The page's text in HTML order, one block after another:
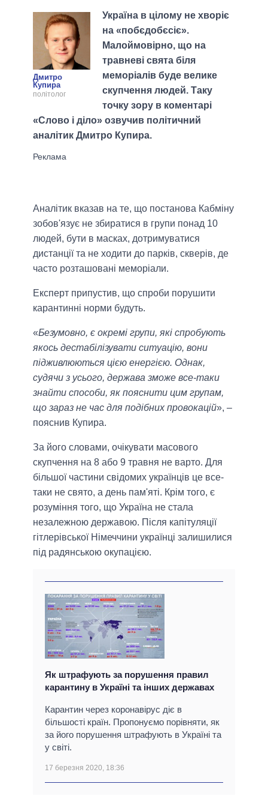
Дмитро
Купира
політолог
Україна в цілому не хворіє
на «побєдобєсіє».
Малоймовірно, що на
травневі свята біля
меморіалів буде велике
скупчення людей. Таку
точку зору в коментарі
«Слово і діло» озвучив політичний
аналітик Дмитро Купира.
Аналітик вказав на те, що постанова Кабміну
зобов'язує не збиратися в групи понад 10
людей, бути в масках, дотримуватися
дистанції та не ходити до парків, скверів, де
часто розташовані меморіали.
Експерт припустив, що спроби порушити
карантинні норми будуть.
«Безумовно, є окремі групи, які спробують
якось дестабілізувати ситуацію, вони
підживлюються цією енергією. Однак,
судячи з усього, держава зможе все-таки
знайти способи, як пояснити цим групам,
що зараз не час для подібних провокацій», –
пояснив Купира.
За його словами, очікувати масового
скупчення на 8 або 9 травня не варто. Для
більшої частини свідомих українців це все-
таки не свято, а день пам'яті. Крім того, є
розуміння того, що Україна не стала
незалежною державою. Після капітуляції
гітлерівської Німеччини українці залишилися
під радянською окупацією.
Як штрафують за порушення правил
карантину в Україні та інших державах
Карантин через коронавірус діє в
більшості країн. Пропонуємо порівняти, як
за його порушення штрафують в Україні та
у світі.
17 березня 2020, 18:36